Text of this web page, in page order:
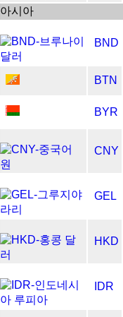
아시아
BND
BTN
BYR
CNY
GEL
HKD
IDR